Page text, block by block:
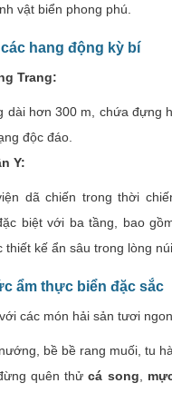
vật biển phong phú.
hang động kỳ bí
Trang:
dài hơn 300 m, chứa đựng
độc đáo.
Y:
dã chiến trong thời
biệt với ba tầng, bao
thiết kế ẩn sâu trong lòng núi.
ẩm thực biển đặc sắc
các món hải sản tươi
bề bề rang muối, tu
quên thửcá song